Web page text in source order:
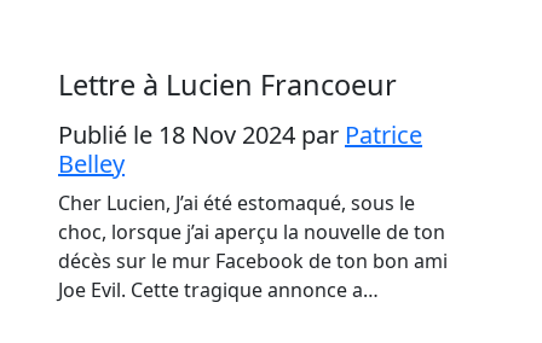
Lettre à Lucien Francoeur
Publié le 18 Nov 2024 par Patrice
Belley
Cher Lucien, J’ai été estomaqué, sous le
choc, lorsque j’ai aperçu la nouvelle de ton
décès sur le mur Facebook de ton bon ami
Joe Evil. Cette tragique annonce a…